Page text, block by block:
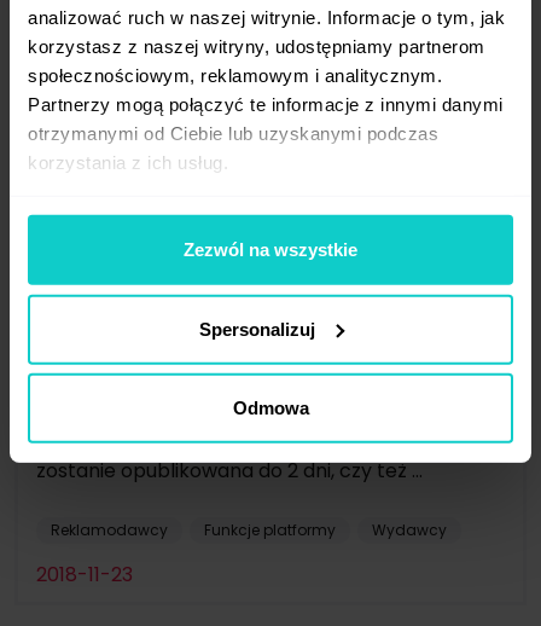
analizować ruch w naszej witrynie. Informacje o tym, jak
korzystasz z naszej witryny, udostępniamy partnerom
społecznościowym, reklamowym i analitycznym.
Partnerzy mogą połączyć te informacje z innymi danymi
otrzymanymi od Ciebie lub uzyskanymi podczas
korzystania z ich usług.
Zezwól na wszystkie
Spersonalizuj
Odmowa
funkcjonalność w WhitePress®
funkcjonalność – urlopy wydawców.
Reklamodawca od razu wie, czy jego publikacja
zostanie opublikowana do 2 dni, czy też ...
Reklamodawcy Funkcje platformy Wydawcy
2018-11-23